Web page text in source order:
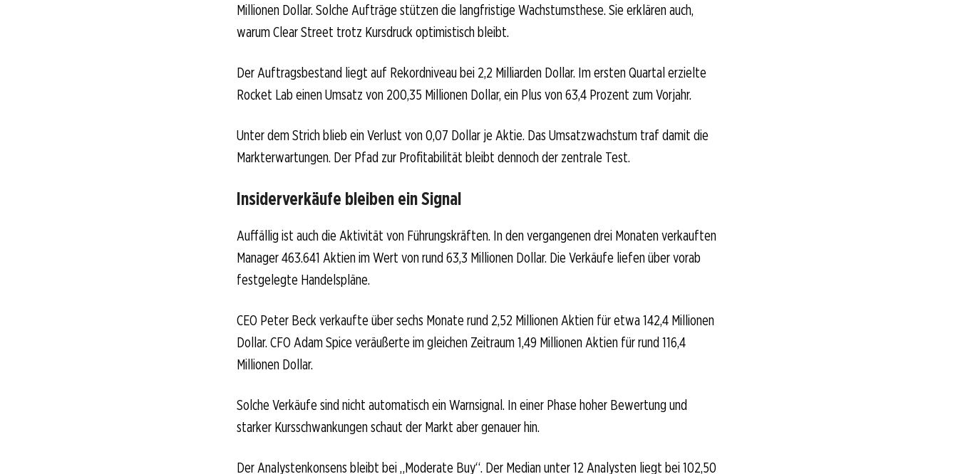
Millionen Dollar. Solche Aufträge stützen die langfristige Wachstumsthese. Sie erklären auch,
warum Clear Street trotz Kursdruck optimistisch bleibt.
Der Auftragsbestand liegt auf Rekordniveau bei 2,2 Milliarden Dollar. Im ersten Quartal erzielte
Rocket Lab einen Umsatz von 200,35 Millionen Dollar, ein Plus von 63,4 Prozent zum Vorjahr.
Unter dem Strich blieb ein Verlust von 0,07 Dollar je Aktie. Das Umsatzwachstum traf damit die
Markterwartungen. Der Pfad zur Profitabilität bleibt dennoch der zentrale Test.
Insiderverkäufe bleiben ein Signal
Auffällig ist auch die Aktivität von Führungskräften. In den vergangenen drei Monaten verkauften
Manager 463.641 Aktien im Wert von rund 63,3 Millionen Dollar. Die Verkäufe liefen über vorab
festgelegte Handelspläne.
CEO Peter Beck verkaufte über sechs Monate rund 2,52 Millionen Aktien für etwa 142,4 Millionen
Dollar. CFO Adam Spice veräußerte im gleichen Zeitraum 1,49 Millionen Aktien für rund 116,4
Millionen Dollar.
Solche Verkäufe sind nicht automatisch ein Warnsignal. In einer Phase hoher Bewertung und
starker Kursschwankungen schaut der Markt aber genauer hin.
Der Analystenkonsens bleibt bei „Moderate Buy“. Der Median unter 12 Analysten liegt bei 102,50